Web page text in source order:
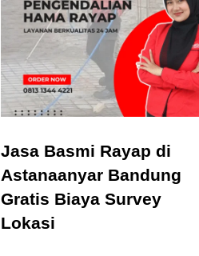
Jasa Basmi Rayap di
Astanaanyar Bandung
Gratis Biaya Survey
Lokasi